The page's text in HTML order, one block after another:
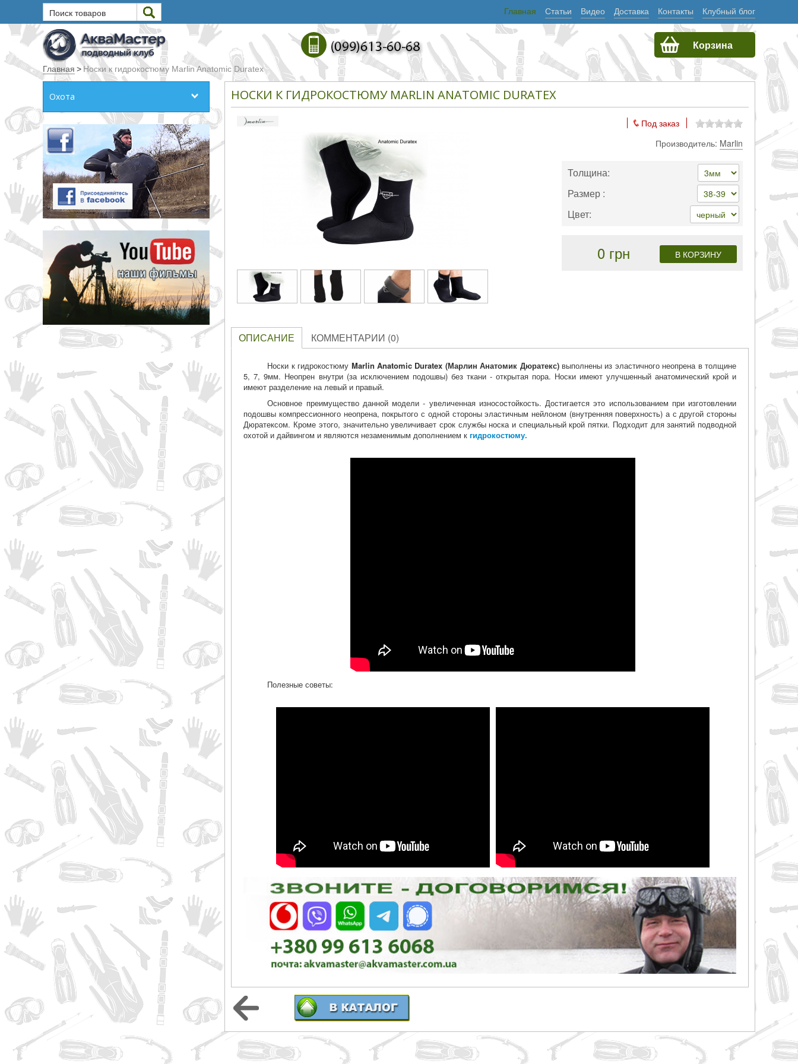
Главная Статьи Видео Доставка Контакты Клубный блог
Поиск товаров
Текст
Все слова
Точное совпадение
Категории
Производитель
_JSHOP_SEARCH_COINS
до
грн
Корзина
Главная >Носки к гидрокостюму Marlin Anatomic Duratex
Охота НОСКИ К ГИДРОКОСТЮМУ MARLIN ANATOMIC DURATEX
Под заказ
Производитель: Marlin
Толщина:
Размер :
Цвет:
0 грн
ОПИСАНИЕ КОММЕНТАРИИ (0)
Носки к гидрокостюму Marlin Anatomic Duratex (Марлин Анатомик Дюратекс)выполнены из эластичного неопрена в толщине
5, 7, 9мм. Неопрен внутри (за исключением подошвы) без ткани - открытая пора. Носки имеют улучшенный анатомический крой и
имеют разделение на левый и правый.
Основное преимущество данной модели - увеличенная износостойкость. Достигается это использованием при изготовлении
подошвы компрессионного неопрена, покрытого с одной стороны эластичным нейлоном (внутренняя поверхность) а с другой стороны
Дюратексом. Кроме этого, значительно увеличивает срок службы носка и специальный крой пятки. Подходит для занятий подводной
охотой и дайвингом и являются незаменимым дополнением кгидрокостюму.
Полезные советы: